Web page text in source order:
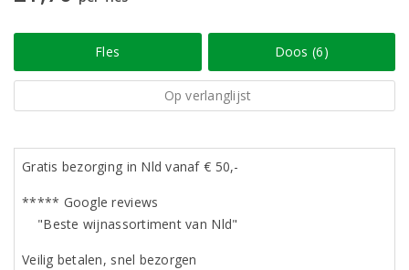
Fles Doos (6)
Op verlanglijst
Gratis bezorging in Nld vanaf € 50,-
***** Google reviews
"Beste wijnassortiment van Nld"
Veilig betalen, snel bezorgen